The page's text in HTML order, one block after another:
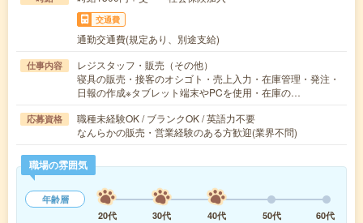
交通費
通勤交通費(規定あり、別途支給)
仕事内容
レジスタッフ・販売（その他）
寝具の販売・接客のオシゴト・売上入力・在庫管理・発注・
日報の作成※タブレット端末やPCを使用・在庫の…
応募資格
職種未経験OK / ブランクOK / 英語力不要
なんらかの販売・営業経験のある方歓迎(業界不問)
職場の雰囲気
年齢層
20代
30代 40代 50代 60代